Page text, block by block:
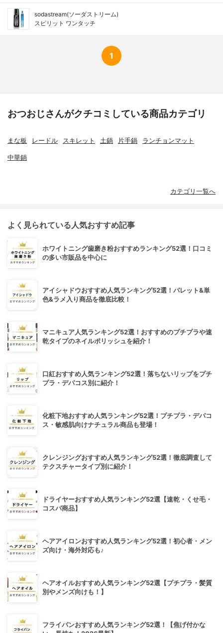
sodastream(ソーダストリーム)
スピリット ワンタッチ
1
おつおじさんがクチコミしている商品カテゴリ
まな板 レードル スキレット 土鍋 片手鍋 ランチョンマット
中華鍋
カテゴリ一覧へ
よく見られている人気おすすめ記事
ホワイトニング歯磨き粉おすすめランキング52選！口コミ
の多い市販品を中心に
アイシャドウおすすめ人気ランキング52選！パレット&単
色&ラメ入り商品を徹底比較！
マニキュア人気ランキング52選！おすすめのプチプラや速
乾タイプのネイルポリッシュを紹介！
口紅おすすめ人気ランキング52選！落ちないリップをプチ
プラ・デパコス別に紹介！
化粧下地おすすめ人気ランキング52選！プチプラ・デパコ
ス・敏感肌向けナチュラル商品も登場！
クレンジングおすすめ人気ランキング52選！徹底調査して
テクスチャータイプ別に紹介！
ドライヤーおすすめ人気ランキング52選【速乾・くせ毛・
コスパ商品】
ヘアアイロンおすすめ人気ランキング52選！初心者・メン
ズ向け・海外対応も♪
ヘアオイルおすすめ人気ランキング52選【プチプラ・髪質
別やメンズ向けも！】
フライパンおすすめ人気ランキング52選！【焦げ付かな